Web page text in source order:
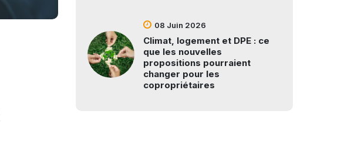
08 Juin 2026
Climat, logement et DPE : ce
que les nouvelles
propositions pourraient
changer pour les
copropriétaires